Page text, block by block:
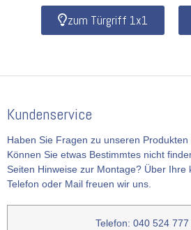
zum Türgriff 1x1
Kundenservice
Haben Sie Fragen zu unseren
Können Sie etwas Bestimmtes nicht
Seiten Hinweise zur Montage? Über Ihre
Telefon oder Mail freuen wir uns.
Telefon: 040 524